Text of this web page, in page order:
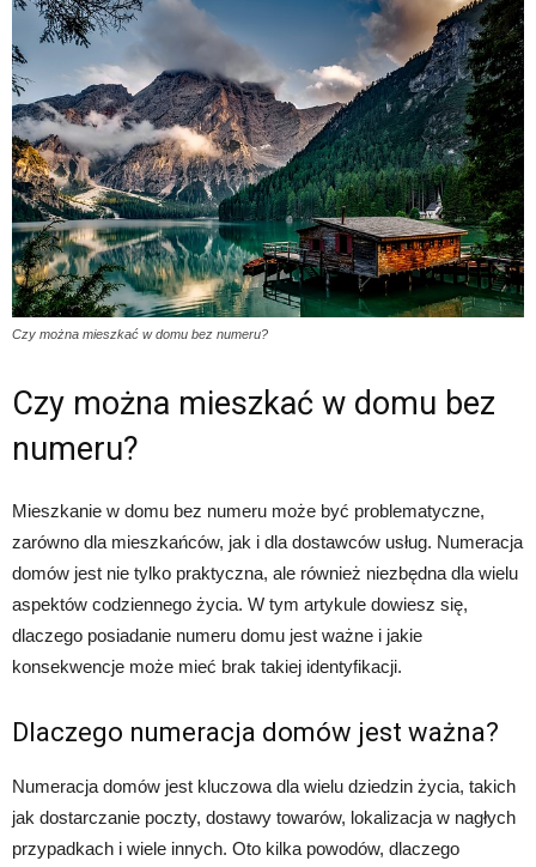
Czy można mieszkać w domu bez numeru?
Czy można mieszkać w domu bez
numeru?
Mieszkanie w domu bez numeru może być problematyczne,
zarówno dla mieszkańców, jak i dla dostawców usług. Numeracja
domów jest nie tylko praktyczna, ale również niezbędna dla wielu
aspektów codziennego życia. W tym artykule dowiesz się,
dlaczego posiadanie numeru domu jest ważne i jakie
konsekwencje może mieć brak takiej identyfikacji.
Dlaczego numeracja domów jest ważna?
Numeracja domów jest kluczowa dla wielu dziedzin życia, takich
jak dostarczanie poczty, dostawy towarów, lokalizacja w nagłych
przypadkach i wiele innych. Oto kilka powodów, dlaczego